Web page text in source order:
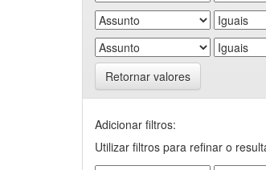
Retornar valores
Adicionar filtros:
Utilizar filtros para refinar o